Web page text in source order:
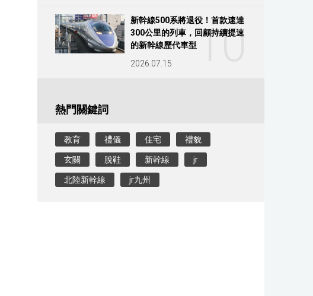
10
新幹線500系將退役！首款速達
300公里的列車，回顧持續提速
的新幹線歷代車型
2026.07.15
熱門關鍵詞
教育 禮儀 住宅 禮貌
玄關 脫鞋 新幹線 jr
北陸新幹線 jr九州